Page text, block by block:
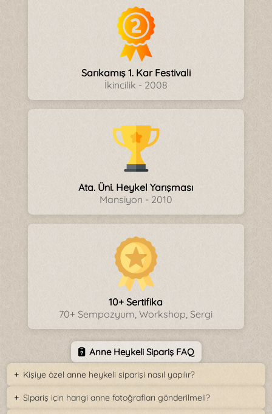
Sarıkamış 1. Kar Festivali
İkincilik - 2008
Ata. Üni. Heykel Yarışması
Mansiyon - 2010
10+ Sertifika
70+ Sempozyum, Workshop, Sergi
Anne Heykeli Sipariş FAQ
Kişiye özel anne heykeli siparişi nasıl yapılır?
Sipariş için hangi anne fotoğrafları gönderilmeli?